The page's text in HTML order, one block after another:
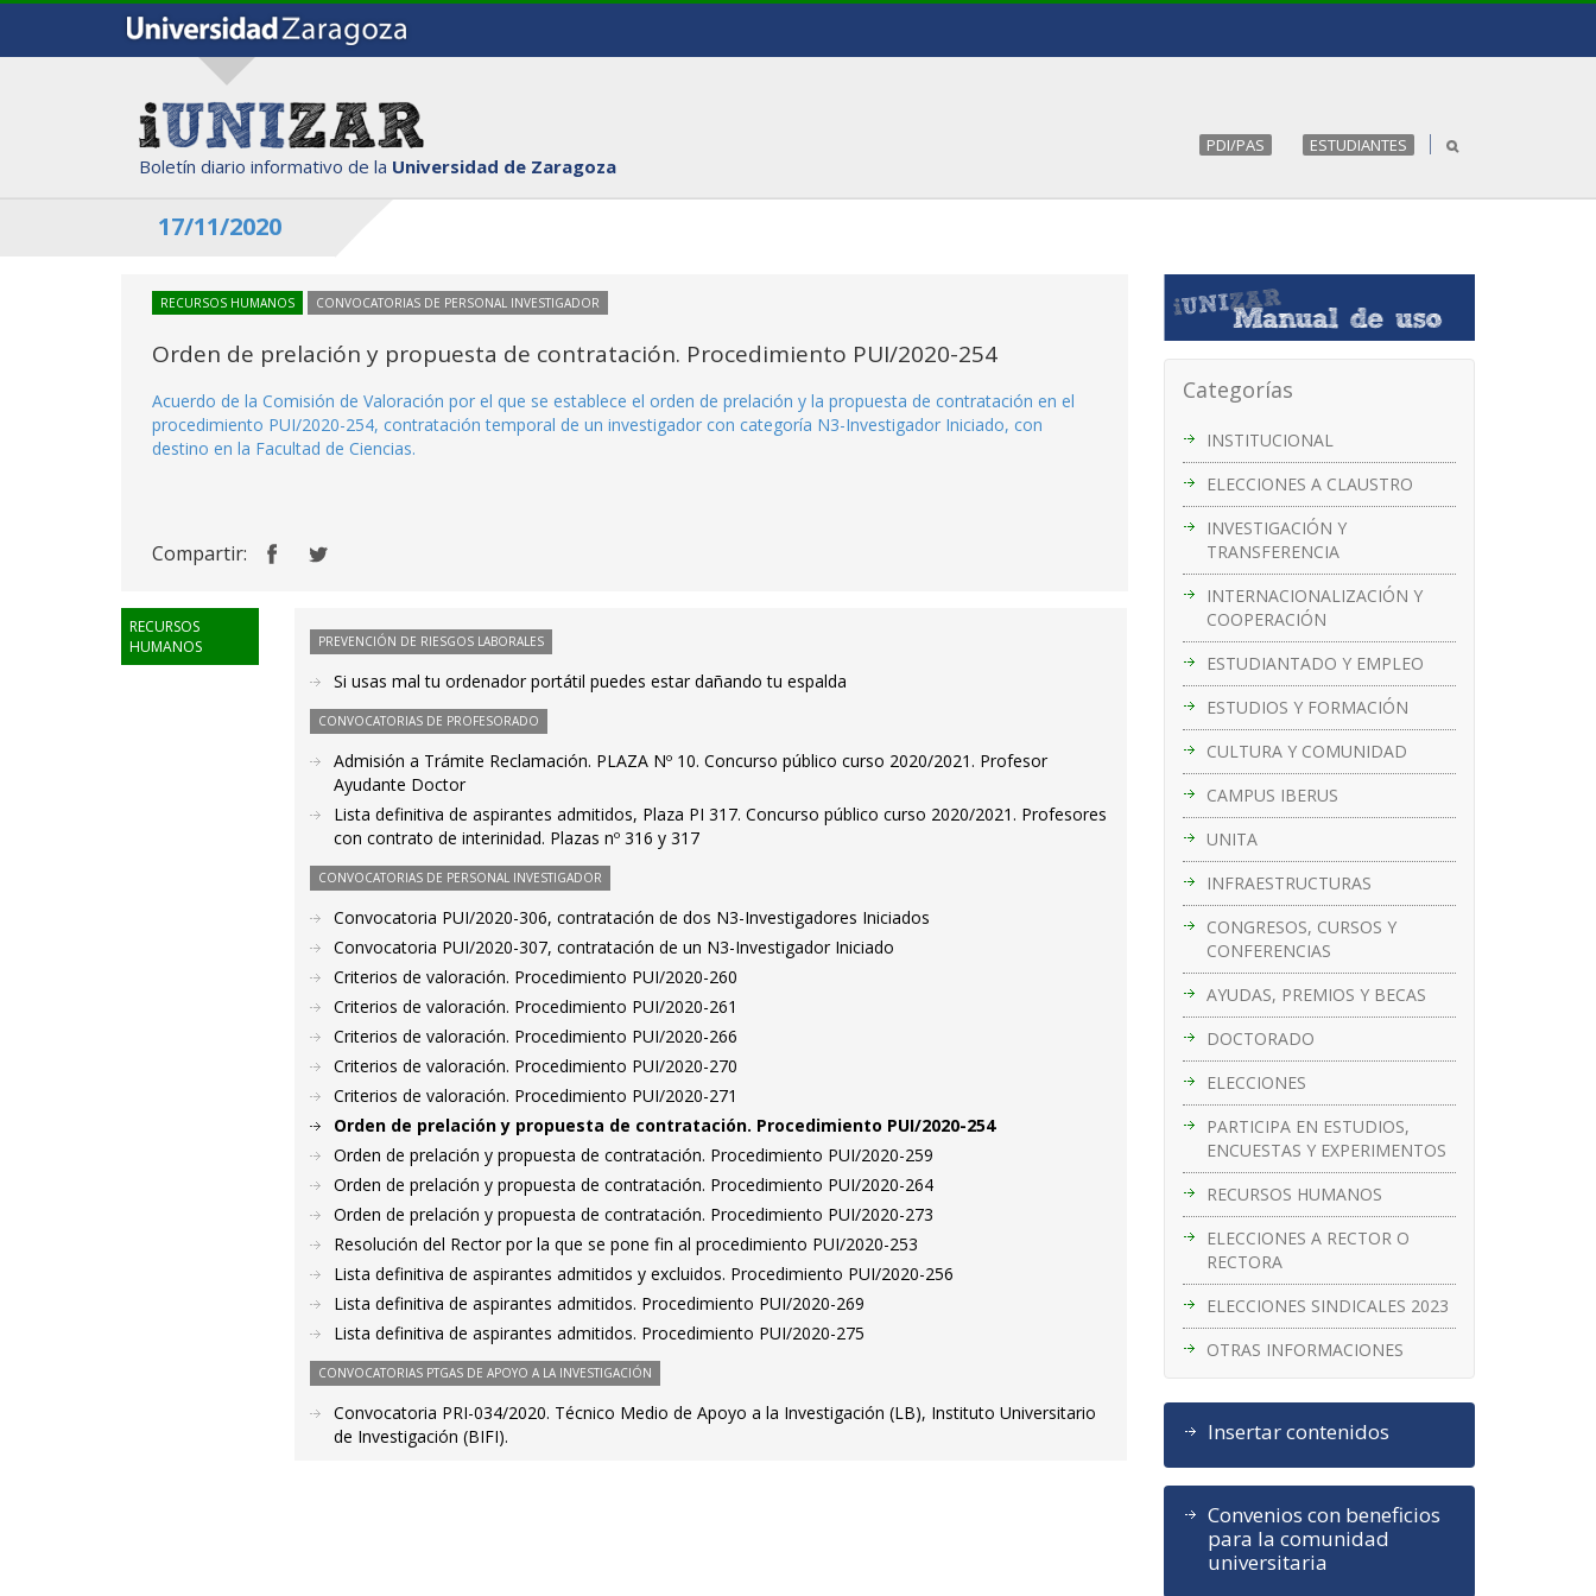
Boletín diario informativo de la Universidad de Zaragoza
PDI/PAS ESTUDIANTES
17/11/2020
Categorías
INSTITUCIONAL
ELECCIONES A CLAUSTRO
INVESTIGACIÓN Y
TRANSFERENCIA
INTERNACIONALIZACIÓN Y
COOPERACIÓN
ESTUDIANTADO Y EMPLEO
ESTUDIOS Y FORMACIÓN
CULTURA Y COMUNIDAD
CAMPUS IBERUS
UNITA
INFRAESTRUCTURAS
CONGRESOS, CURSOS Y
CONFERENCIAS
AYUDAS, PREMIOS Y BECAS
DOCTORADO
ELECCIONES
PARTICIPA EN ESTUDIOS,
ENCUESTAS Y EXPERIMENTOS
RECURSOS HUMANOS
ELECCIONES A RECTOR O
RECTORA
ELECCIONES SINDICALES 2023
OTRAS INFORMACIONES
Insertar contenidos
Convenios con beneficios
para la comunidad
universitaria
RECURSOS HUMANOS CONVOCATORIAS DE PERSONAL INVESTIGADOR
Orden de prelación y propuesta de contratación. Procedimiento PUI/2020-254
Acuerdo de la Comisión de Valoración por el que se establece el orden de prelación y la propuesta de contratación en el
procedimiento PUI/2020-254, contratación temporal de un investigador con categoría N3-Investigador Iniciado, con
destino en la Facultad de Ciencias.
Compartir:
RECURSOS
HUMANOS
PREVENCIÓN DE RIESGOS LABORALES
Si usas mal tu ordenador portátil puedes estar dañando tu espalda
CONVOCATORIAS DE PROFESORADO
Admisión a Trámite Reclamación. PLAZA Nº 10. Concurso público curso 2020/2021. Profesor
Ayudante Doctor
Lista definitiva de aspirantes admitidos, Plaza PI 317. Concurso público curso 2020/2021. Profesores
con contrato de interinidad. Plazas nº 316 y 317
CONVOCATORIAS DE PERSONAL INVESTIGADOR
Convocatoria PUI/2020-306, contratación de dos N3-Investigadores Iniciados
Convocatoria PUI/2020-307, contratación de un N3-Investigador Iniciado
Criterios de valoración. Procedimiento PUI/2020-260
Criterios de valoración. Procedimiento PUI/2020-261
Criterios de valoración. Procedimiento PUI/2020-266
Criterios de valoración. Procedimiento PUI/2020-270
Criterios de valoración. Procedimiento PUI/2020-271
Orden de prelación y propuesta de contratación. Procedimiento PUI/2020-254
Orden de prelación y propuesta de contratación. Procedimiento PUI/2020-259
Orden de prelación y propuesta de contratación. Procedimiento PUI/2020-264
Orden de prelación y propuesta de contratación. Procedimiento PUI/2020-273
Resolución del Rector por la que se pone fin al procedimiento PUI/2020-253
Lista definitiva de aspirantes admitidos y excluidos. Procedimiento PUI/2020-256
Lista definitiva de aspirantes admitidos. Procedimiento PUI/2020-269
Lista definitiva de aspirantes admitidos. Procedimiento PUI/2020-275
CONVOCATORIAS PTGAS DE APOYO A LA INVESTIGACIÓN
Convocatoria PRI-034/2020. Técnico Medio de Apoyo a la Investigación (LB), Instituto Universitario
de Investigación (BIFI).